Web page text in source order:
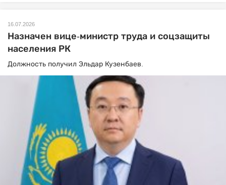
16.07.2026
Назначен вице-министр труда и соцзащиты
населения РК
Должность получил Эльдар Кузенбаев.